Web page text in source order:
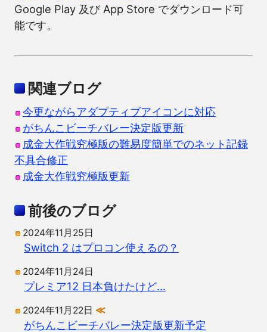
Google Play 及び App Store でダウンロード可
能です。
関連ブログ
今更ながらアダプティブアイコンに対応
がちんこビーチバレー決定版更新
成金大作戦究極版の難易度簡単でのネット記録
不具合修正
成金大作戦究極版更新
前後のブログ
2024年11月25日
Switch 2 はプロコン使えるの？
2024年11月24日
プレミア12 日本負けたけど…
2024年11月22日 ≪
がちんこビーチバレー決定版更新予定